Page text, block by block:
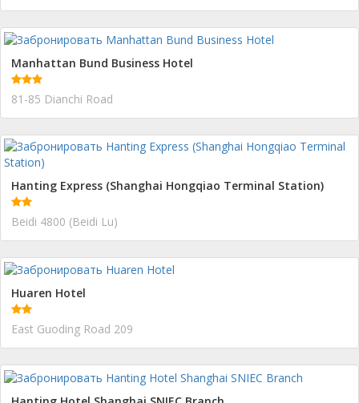
Manhattan Bund Business Hotel
81-85 Dianchi Road
Hanting Express (Shanghai Hongqiao Terminal Station)
Beidi 4800 (Beidi Lu)
Huaren Hotel
East Guoding Road 209